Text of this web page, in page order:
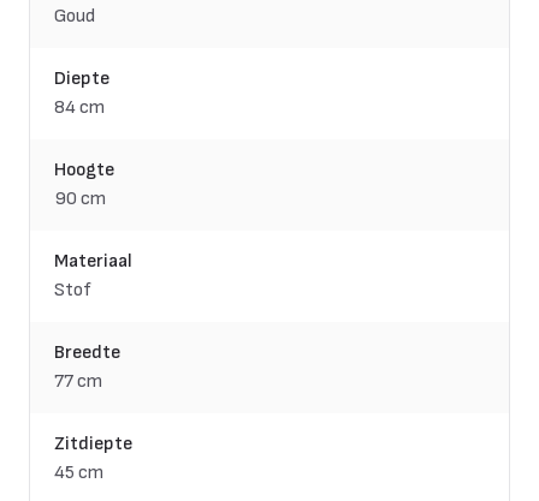
Goud
Diepte
84 cm
Hoogte
90 cm
Materiaal
Stof
Breedte
77 cm
Zitdiepte
45 cm